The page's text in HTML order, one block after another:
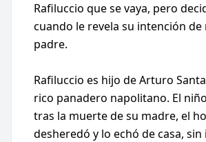
Rafiluccio que se vaya, pero
cuando le revela su intención de
padre.
Rafiluccio es hijo de Arturo
rico panadero napolitano. El
tras la muerte de su madre, el
desheredó y lo echó de casa,